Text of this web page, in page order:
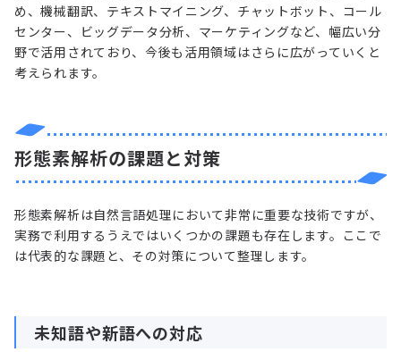
め、機械翻訳、テキストマイニング、チャットボット、コール
センター、ビッグデータ分析、マーケティングなど、幅広い分
野で活用されており、今後も活用領域はさらに広がっていくと
考えられます。
形態素解析の課題と対策
形態素解析は自然言語処理において非常に重要な技術ですが、
実務で利用するうえではいくつかの課題も存在します。ここで
は代表的な課題と、その対策について整理します。
未知語や新語への対応